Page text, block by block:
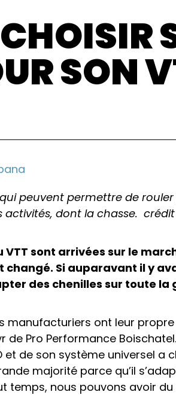
SON
qui peuvent permettre de
activités, dont la chasse.
sont arrivées sur le
Si auparavant il y
des chenilles sur toute la
manufacturiers ont leur
de Pro Performance
et de son système universel a
majorité parce qu’il
temps, nous pouvons avoir